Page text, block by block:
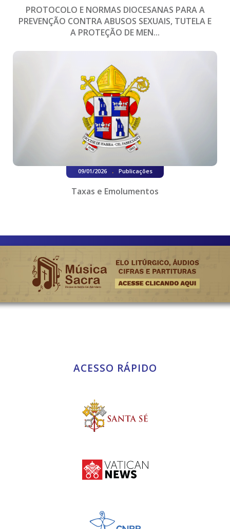
PROTOCOLO E NORMAS DIOCESANAS PARA A
PREVENÇÃO CONTRA ABUSOS SEXUAIS, TUTELA E
A PROTEÇÃO DE MEN...
09/01/2026 . Publicações
Taxas e Emolumentos
ACESSO RÁPIDO